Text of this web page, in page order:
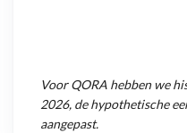
VoorQORA hebben we
2026, de hypothetische
aangepast.